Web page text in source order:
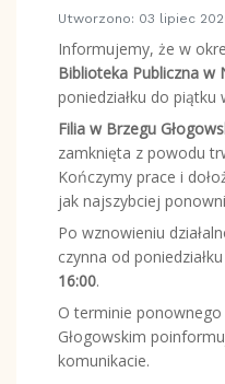
Utworzono: 03 lipiec
Informujemy, że w
Biblioteka Publiczna w
poniedziałku do piątku
Filia w Brzegu
zamknięta z powodu
Kończymy prace i
jak najszybciej
Po wznowieniu
czynna od
16:00.
O terminie
Głogowskim
komunikacie.